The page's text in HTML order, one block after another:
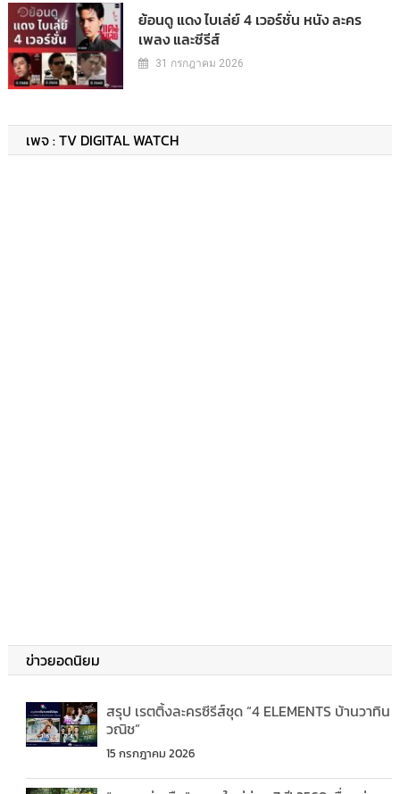
ย้อนดู แดง ไบเล่ย์ 4 เวอร์ชั่น หนัง ละคร
เพลง และซีรีส์
31 กรกฎาคม 2026
เพจ : TV DIGITAL WATCH
ข่าวยอดนิยม
สรุป เรตติ้งละครซีรีส์ชุด “4 ELEMENTS บ้านวาทิน
วณิช”
15 กรกฎาคม 2026